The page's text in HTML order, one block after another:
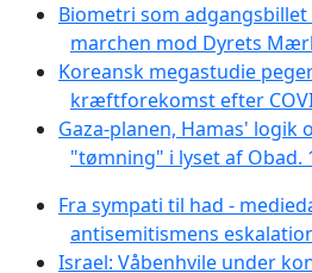
Biometri som adgangsbillet
marchen mod Dyrets
Koreansk megastudie
kræftforekomst efter
Gaza-planen, Hamas' logik
"tømning" i lyset af Obad.
Fra sympati til had -
antisemitismens
Israel: Våbenhvile under